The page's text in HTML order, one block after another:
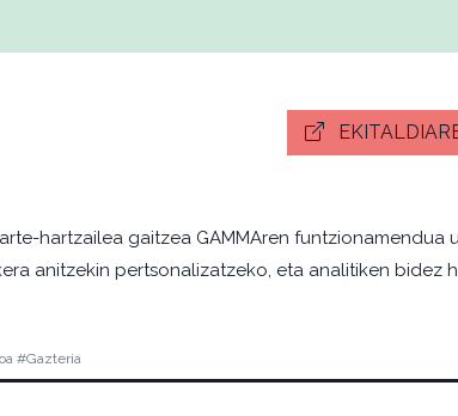
hartzailea gaitzea GAMMAren
anitzekin pertsonalizatzeko, eta analitiken
#Gazteria